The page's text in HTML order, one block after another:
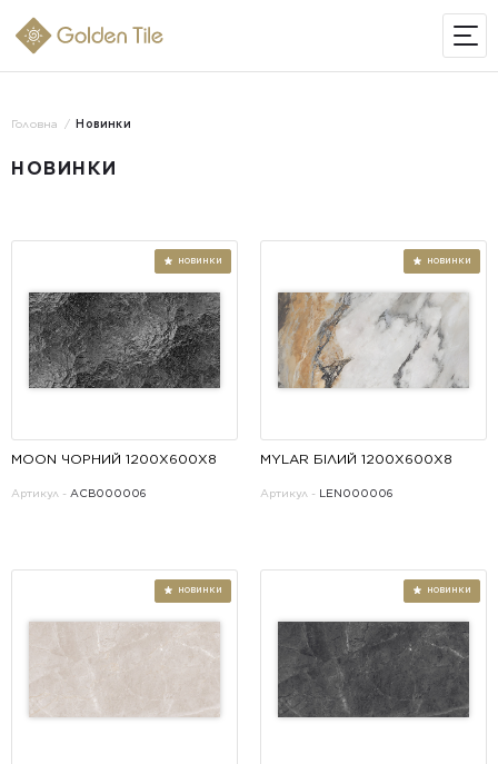
Головна Новинки
НОВИНКИ
НОВИНКИ
MOON ЧОРНИЙ 1200X600X8
Артикул - ACB000006
MYLAR БІЛИЙ 1200X600X8
Артикул - LEN000006